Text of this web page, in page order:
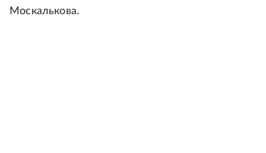
Москалькова.